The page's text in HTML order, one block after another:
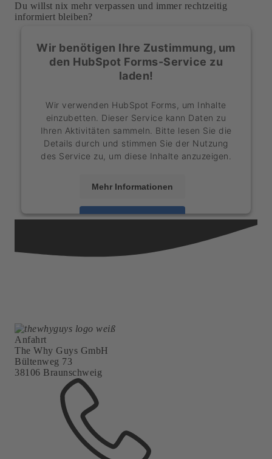
Du willst nix mehr verpassen und immer rechtzeitig
informiert bleiben?
Wir benötigen Ihre Zustimmung, um
den HubSpot Forms-Service zu
laden!
Wir verwenden HubSpot Forms, um Inhalte
einzubetten. Dieser Service kann Daten zu
Ihren Aktivitäten sammeln. Bitte lesen Sie die
Details durch und stimmen Sie der Nutzung
des Service zu, um diese Inhalte anzuzeigen.
Mehr Informationen
Akzeptieren
Usercentrics Consent
Management Platform&eRecht24
Anfahrt
The Why Guys GmbH
Bültenweg 73
38106 Braunschweig